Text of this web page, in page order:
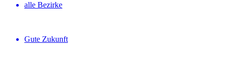
alle Bezirke
Gute Zukunft